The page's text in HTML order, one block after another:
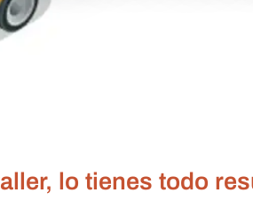
lo tienes todo